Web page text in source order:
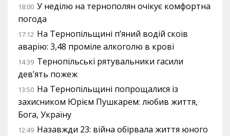
18:00 У неділю на тернополян очікує комфортна
погода
17:12 На Тернопільщині п’яний водій скоїв
аварію: 3,48 проміле алкоголю в крові
14:39 Тернопільські рятувальники гасили
дев’ять пожеж
13:50 На Тернопільщині попрощалися із
захисником Юрієм Пушкарем: любив життя,
Бога, Україну
12:49 Назавжди 23: війна обірвала життя юного